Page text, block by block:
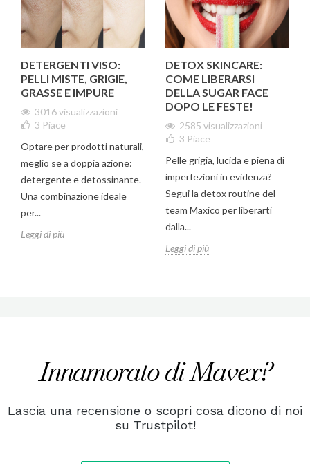
DETERGENTI VISO:
PELLI MISTE, GRIGIE,
GRASSE E IMPURE
3016 visualizzazioni
3 Piace
Optare per prodotti naturali,
meglio se a doppia azione:
detergente e detossinante.
Una combinazione ideale
per...
Leggi di più
DETOX SKINCARE:
COME LIBERARSI
DELLA SUGAR FACE
DOPO LE FESTE!
2585 visualizzazioni
3 Piace
Pelle grigia, lucida e piena di
imperfezioni in evidenza?
Segui la detox routine del
team Maxico per liberarti
dalla...
Leggi di più
Innamorato di Mavex?
Lascia una recensione o scopri cosa dicono di noi
su Trustpilot!